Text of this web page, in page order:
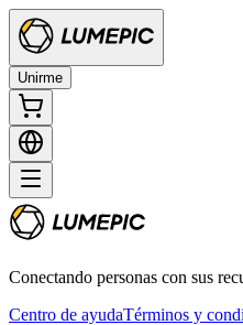
Unirme
Conectando personas con sus
Centro de ayudaTérminos y